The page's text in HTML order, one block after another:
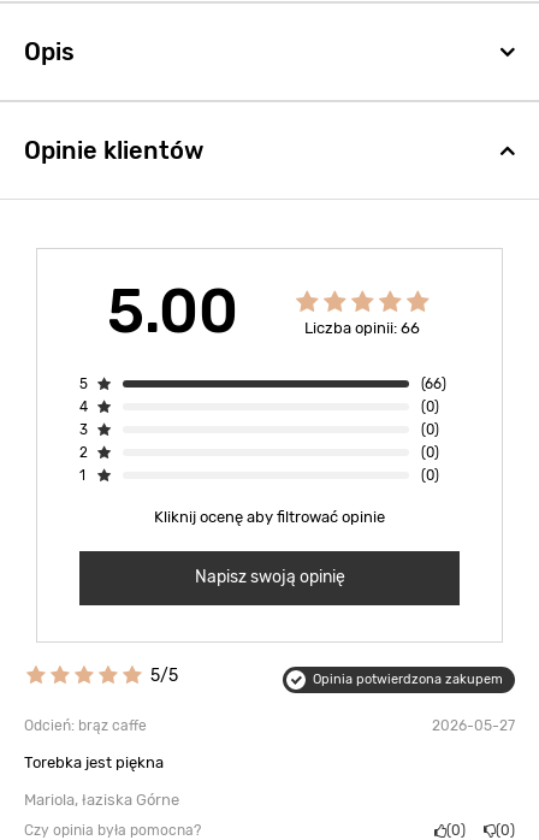
Opis
Opinie klientów
5.00 Liczba opinii: 66
5
(66)
4
(0)
3
(0)
2
(0)
1
(0)
Kliknij ocenę aby filtrować opinie
Napisz swoją opinię
5/5 Opinia potwierdzona zakupem
Odcień: brąz caffe 2026-05-27
Torebka jest piękna
Mariola, łaziska Górne
Czy opinia była pomocna? 0 0